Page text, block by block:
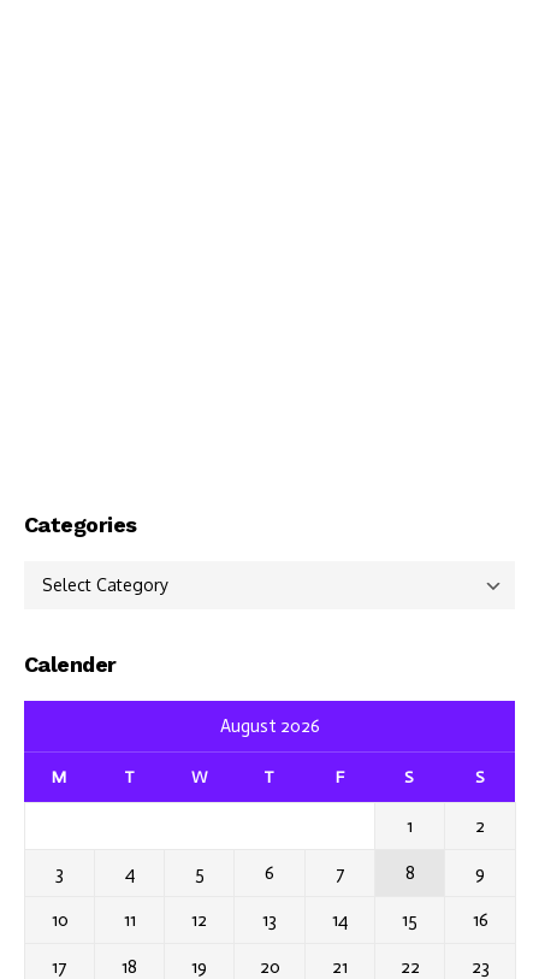
Categories
Categories
Calender
August 2026
M T W T F S S
1 2
3 4 5 6 7 8 9
10 11 12 13 14 15 16
17 18 19 20 21 22 23